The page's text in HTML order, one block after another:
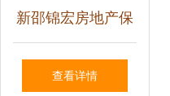
新邵锦宏房地产保
交楼
查看详情